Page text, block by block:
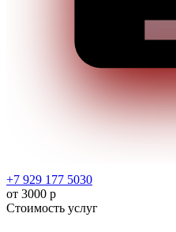
+7 929 177 5030
от 3000 р
Стоимость услуг